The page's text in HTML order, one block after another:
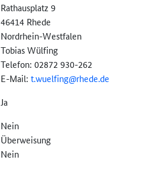
Rathausplatz 9
46414 Rhede
Nordrhein-Westfalen
Tobias Wülfing
Telefon: 02872 930-262
E-Mail: t.wuelfing@rhede.de
Ja
Nein
Überweisung
Nein